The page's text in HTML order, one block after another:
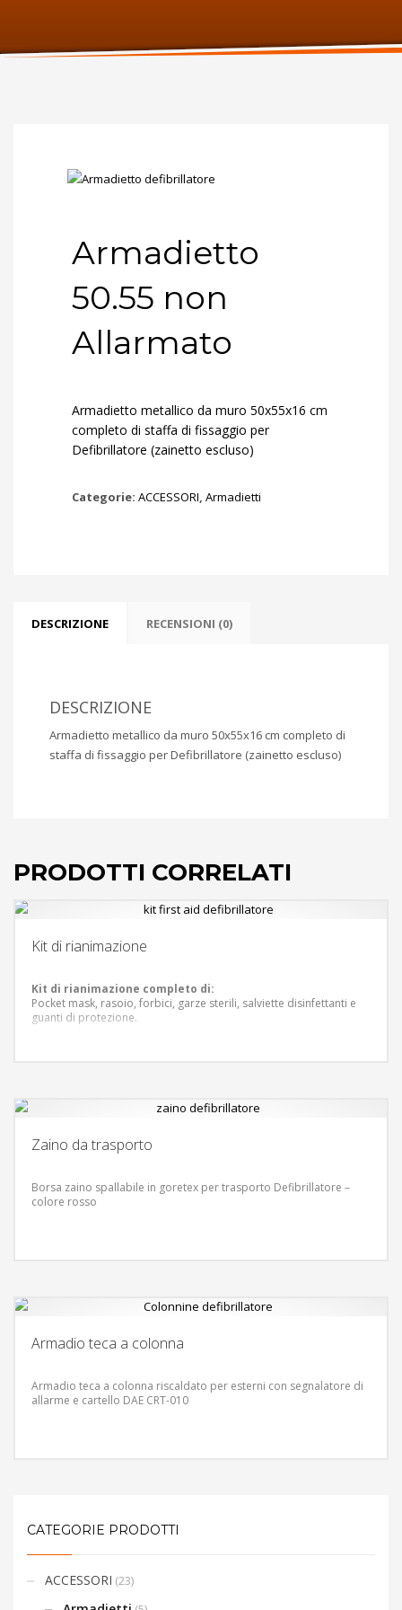
Lunedi:9am – 6pm
Domenica:
Chiuso
Armadietto
50.55 non
Allarmato
Armadietto metallico da muro 50x55x16 cm
completo di staffa di fissaggio per
Defibrillatore (zainetto escluso)
Categorie: ACCESSORI, Armadietti
DESCRIZIONE RECENSIONI (0)
DESCRIZIONE
Armadietto metallico da muro 50x55x16 cm completo di
staffa di fissaggio per Defibrillatore (zainetto escluso)
PRODOTTI CORRELATI
Kit di rianimazione
Kit di rianimazione completo di:
Pocket mask, rasoio, forbici, garze sterili, salviette disinfettanti e
guanti di protezione.
Zaino da trasporto
Borsa zaino spallabile in goretex per trasporto Defibrillatore –
colore rosso
Armadio teca a colonna
Armadio teca a colonna riscaldato per esterni con segnalatore di
allarme e cartello DAE CRT-010
CATEGORIE PRODOTTI
ACCESSORI (23)